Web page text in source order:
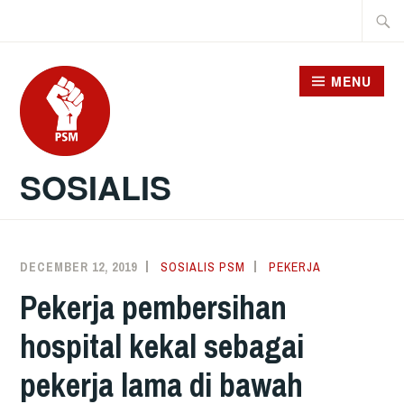
content
SOSIALIS
MENU
DECEMBER 12, 2019 SOSIALIS PSM PEKERJA
Pekerja pembersihan
hospital kekal sebagai
pekerja lama di bawah